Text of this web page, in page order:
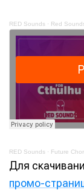
RED Sounds · Red
RED Sounds · Future
Для
промо-